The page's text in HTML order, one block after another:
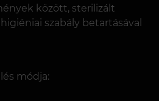
között, sterilizált
szabály betartásával
módja: